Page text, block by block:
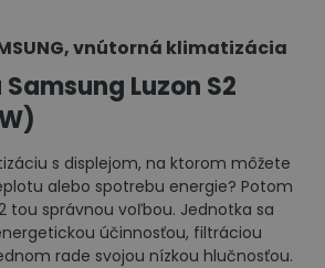
vnútorná klimatizácia
Luzon S2
s displejom, na ktorom môžete
alebo spotrebu energie? Potom
tou správnou voľbou. Jednotka sa
účinnosťou, filtráciou
rade svojou nízkou hlučnosťou.